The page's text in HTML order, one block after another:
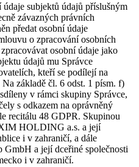
údaje subjektů údajů příslušným
závazných právních
předat osobní údaje
o zpracování osobních
osobní údaje jako
údajů mu Správce
kteří se podílejí na
základě čl. 6 odst. 1 písm. f)
v rámci skupiny Správce,
s odkazem na oprávněný
recitálu 48 GDPR. Skupinou
HOLDING a.s. a její
i v zahraničí, a dále
a její dceřiné společnosti
i v zahraničí.